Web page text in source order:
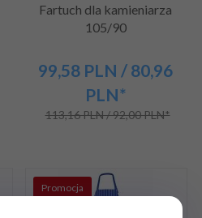
Fartuch dla kamieniarza
105/90
99,58 PLN / 80,96
PLN*
113,16 PLN / 92,00 PLN*
Promocja